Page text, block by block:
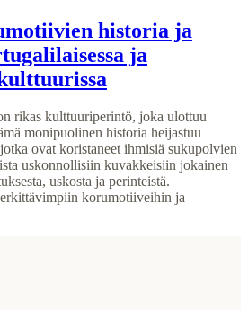
historia ja
ja
rikas kulttuuriperintö, joka ulottuu
monipuolinen historia heijastuu
ovat koristaneet ihmisiä sukupolvien
uskonnollisiin kuvakkeisiin jokainen
uskosta ja perinteistä.
korumotiiveihin ja